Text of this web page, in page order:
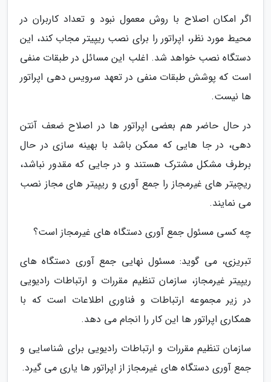
اگر امکان اصلاح با روش معمول نبود و تعداد کاربران در
محیط مورد نظر، اپراتور را برای نصب ریپیتر مجاب کند، این
دستگاه نصب خواهد شد. اغلب این مسائل در طبقات منفی
است که پوشش طبقات منفی در تعهد سرویس دهی اپراتور
ها نیست.
در حال حاضر هم بعضی اپراتور ها در اصلاح ضعف آنتن
دهی، در جا هایی که ممکن باشد با بهینه سازی در حال
برطرف مشکل مشترک هستند و در جایی که مقدور نباشد،
ریچیتر های غیرمجاز را جمع آوری و ریپیتر های مجاز نصب
می نمایند.
چه کسی مسئول جمع آوری دستگاه های غیرمجاز است؟
تبریزی، می گوید: مسئول نهایی جمع آوری دستگاه های
ریپیتر غیرمجاز، سازمان تنظیم مقررات و ارتباطات رادیویی
در زیر مجموعه ارتباطات و فناوری اطلاعات است که با
همکاری اپراتور ها این کار را انجام می دهد.
سازمان تنظیم مقررات و ارتباطات رادیویی برای شناسایی و
جمع آوری دستگاه های غیرمجاز از اپراتور ها یاری می گیرد.